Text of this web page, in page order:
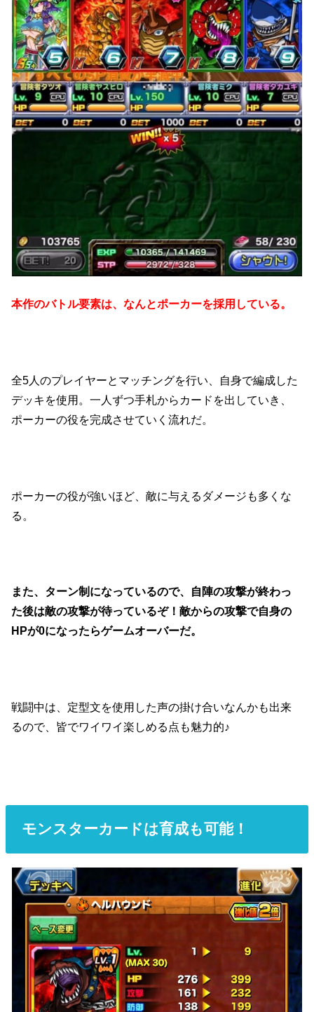
本作のバトル要素は、なんとポーカーを採用している。
全5人のプレイヤーとマッチングを行い、自身で編成した
デッキを使用。一人ずつ手札からカードを出していき、
ポーカーの役を完成させていく流れだ。
ポーカーの役が強いほど、敵に与えるダメージも多くな
る。
また、ターン制になっているので、自陣の攻撃が終わっ
た後は敵の攻撃が待っているぞ！敵からの攻撃で自身の
HPが0になったらゲームオーバーだ。
戦闘中は、定型文を使用した声の掛け合いなんかも出来
るので、皆でワイワイ楽しめる点も魅力的♪
モンスターカードは育成も可能！